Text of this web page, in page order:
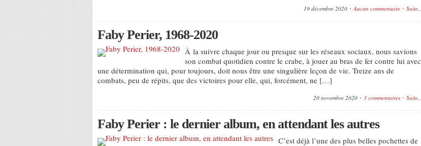
19 décembre 2020 Aucun commentaire Suite...
Faby Perier, 1968-2020
À la suivre chaque jour ou presque sur les réseaux sociaux, nous savions
son combat quotidien contre le crabe, à jouer au bras de fer contre lui avec
une détermination qui, pour toujours, doit nous être une singulière leçon de vie. Treize ans de
combats, peu de répits, que des victoires pour elle, qui, forcément, ne […]
20 novembre 2020 3 commentaires Suite...
Faby Perier : le dernier album, en attendant les autres
C’est déjà l’une des plus belles pochettes de